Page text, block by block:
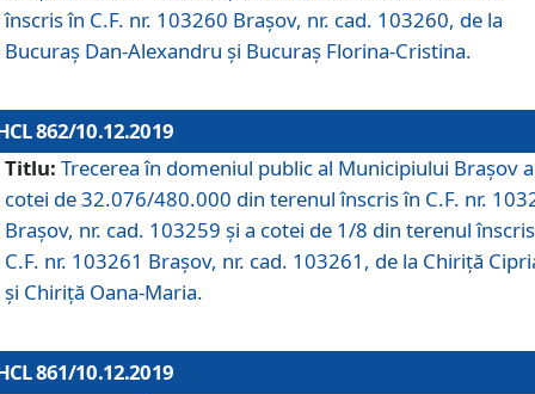
înscris în C.F. nr. 103260 Brașov, nr. cad. 103260, de la
Bucuraș Dan-Alexandru și Bucuraș Florina-Cristina.
862/10.12.2019
Titlu: Trecerea în domeniul public al Municipiului Braşov a
cotei de 32.076/480.000 din terenul înscris în C.F. nr.
Brașov, nr. cad. 103259 și a cotei de 1/8 din terenul
C.F. nr. 103261 Brașov, nr. cad. 103261, de la Chiriță
și Chiriță Oana-Maria.
861/10.12.2019